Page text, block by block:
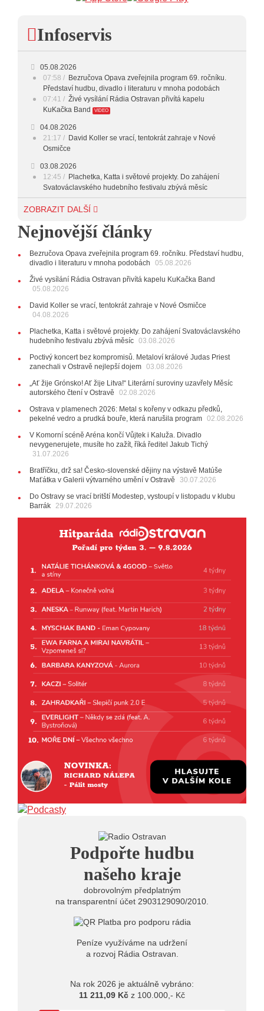
ŽIVĚ: ROZHOVOR S KAPELOU
KUKAČKA BAND
18:00 - 20:00 INDEPENDENT
20:00 - 23:00 VEČERNÍ MIX
Infoservis
05.08.2026
07:58
Bezručova Opava zveřejnila program 69. ročníku.
Představí hudbu, divadlo i literaturu v mnoha podobách
07:41
Živé vysílání Rádia Ostravan přivítá kapelu
KuKačka Band
VIDEO
04.08.2026
21:17
David Koller se vrací, tentokrát zahraje v Nové
Osmičce
03.08.2026
12:45
Plachetka, Katta i světové projekty. Do zahájení
Svatováclavského hudebního festivalu zbývá měsíc
29.07.2026
listopadu v klubu Barrák
VIDEO
10:33
Úsměvné historky ze života ostravské kapely
kláves
AUDIO
28.07.2026
15:51
27.07.2026
držitelka Ceny Thálie za celoživotní mistrovství
Ladná Čeladná nabídne Olympic, Langerovou i
Kirschner, návštěvníci nově zaplatí už jen pomocí čipů
17:06
Zpěvačka Tanja vydala nové EP Plamen VIDEO
10:02
Kapela Midnight v Rádiu Ostravan: Od minulého
roku jsme upgradovali naši show
21.07.2026
20:09
Frýdku-Místku
14:01
Hostem živého vysílání Rádia Ostravan bude
herec Dušan Urban
nabídne Krhuta i Beatles
18.07.2026
13:38
Pimprléto promění areál Divadla loutek Ostrava v
letní centrum umění, tvoření a sousedských setkání
ZOBRAZIT DALŠÍ
Nejnovější články
Bezručova Opava zveřejnila program 69. ročníku. Představí hudbu,
divadlo i literaturu v mnoha podobách
05.08.2026
Živé vysílání Rádia Ostravan přivítá kapelu KuKačka Band
05.08.2026
David Koller se vrací, tentokrát zahraje v Nové Osmičce
04.08.2026
Plachetka, Katta i světové projekty. Do zahájení Svatováclavského
hudebního festivalu zbývá měsíc 03.08.2026
Poctivý koncert bez kompromisů. Metaloví králové Judas Priest
zanechali v Ostravě nejlepší dojem 03.08.2026
„Ať žije Grónsko! Ať žije Litva!“ Literární suroviny uzavřely Měsíc
autorského čtení v Ostravě
02.08.2026
Ostrava v plamenech 2026: Metal s kořeny v odkazu předků,
pekelné vedro a prudká bouře, která narušila program 02.08.2026
V Komorní scéně Aréna končí Vůjtek i Kaluža. Divadlo
nevygenerujete, musíte ho zažít, říká ředitel Jakub Tichý
31.07.2026
Bratříčku, drž sa! Česko-slovenské dějiny na výstavě Matúše
Maťátka v Galerii výtvarného umění v Ostravě
30.07.2026
Do Ostravy se vrací britští Modestep, vystoupí v listopadu v klubu
Barrák 29.07.2026
Podpořte hudbu
našeho kraje
dobrovolným předplatným
na transparentní účet 2903129090/2010.
Peníze využíváme na udržení
a rozvoj Rádia Ostravan.
Na rok 2026 je aktuálně vybráno:
11 211,09 Kč z 100.000,- Kč